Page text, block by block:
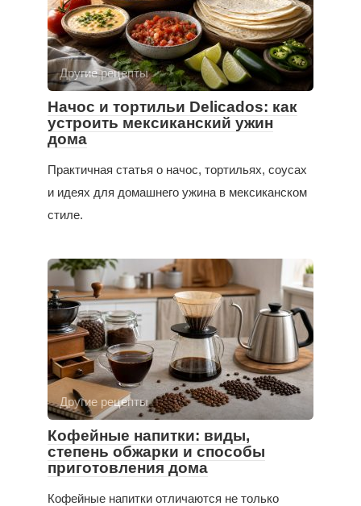
Другие рецепты
Начос и тортильи Delicados: как
устроить мексиканский ужин
дома
Практичная статья о начос, тортильях, соусах
и идеях для домашнего ужина в мексиканском
стиле.
Другие рецепты
Кофейные напитки: виды,
степень обжарки и способы
приготовления дома
Кофейные напитки отличаются не только